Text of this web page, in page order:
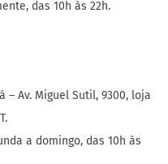
das 10h às 22h.
– Av. Miguel Sutil, 9300, loja
a domingo, das 10h às